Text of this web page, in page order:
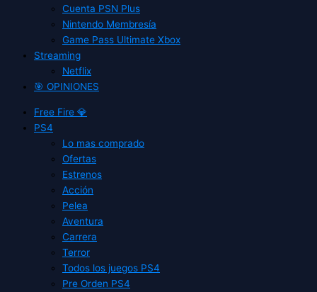
Cuenta PSN Plus
Nintendo Membresía
Game Pass Ultimate Xbox
Streaming
Netflix
🎯 OPINIONES
Free Fire 💎
PS4
Lo mas comprado
Ofertas
Estrenos
Acción
Pelea
Aventura
Carrera
Terror
Todos los juegos PS4
Pre Orden PS4